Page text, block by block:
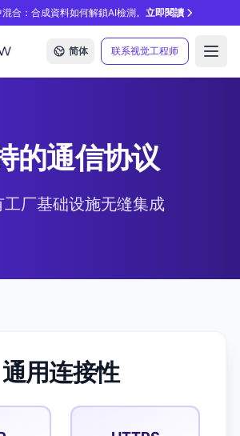
合：合成資料如何解鎖AI檢測。立即閱讀
简体 联系视觉工程师
的通信协议
工厂基础设施无缝集成
通用连接性